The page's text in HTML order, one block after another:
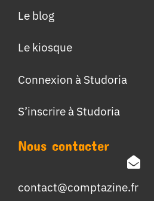
Le blog
Le kiosque
Connexion à Studoria
S’inscrire à Studoria
Nous contacter
contact@comptazine.fr